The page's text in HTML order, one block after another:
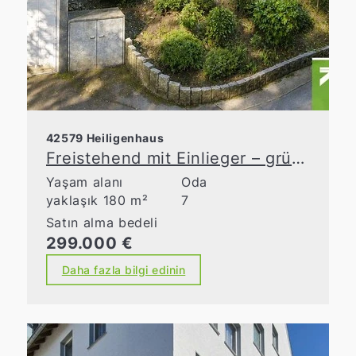
42579 Heiligenhaus
Freistehend mit Einlieger – grüne Idylle in zentraler Lage
Yaşam alanı
yaklaşık 180 m²
Oda
7
Satın alma bedeli
299.000 €
Daha fazla bilgi edinin